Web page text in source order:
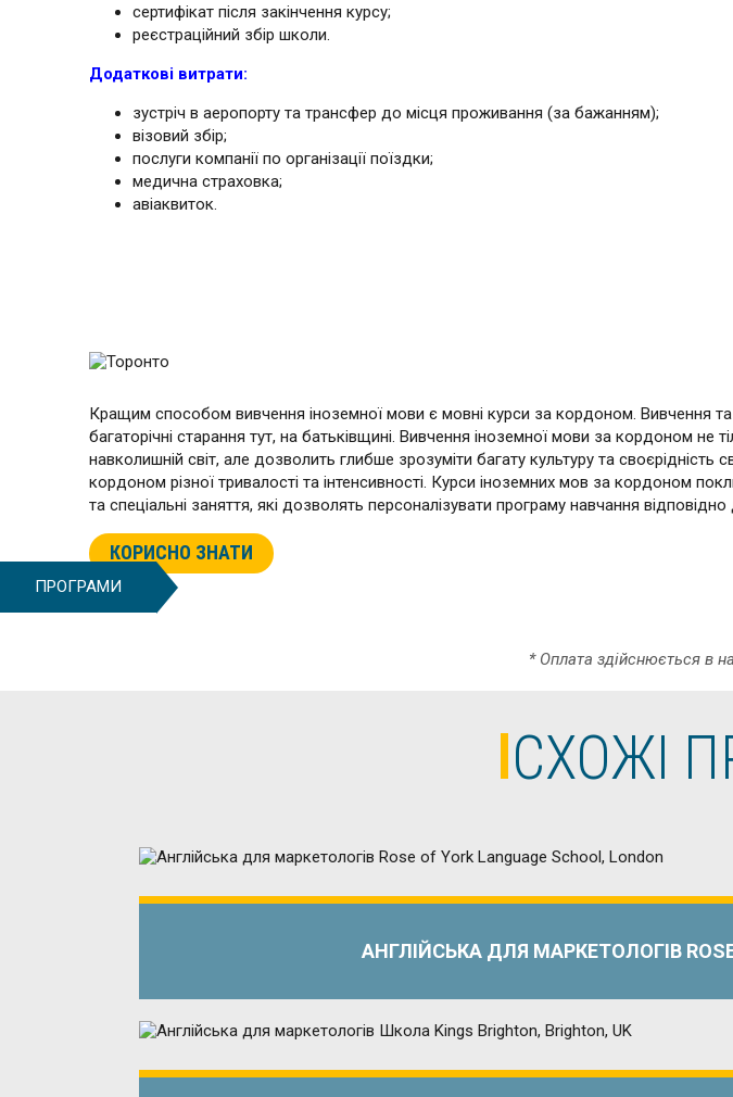
сертифікат після закінчення курсу;
реєстраційний збір школи.
Додаткові витрати:
зустріч в аеропорту та трансфер до місця проживання (за бажанням);
візовий збір;
послуги компанії по організації поїздки;
медична страховка;
авіаквиток.
Кращим способом вивчення іноземної мови є мовні курси за кордоном. Вивчення
багаторічні старання тут, на батьківщині. Вивчення іноземної мови за кордоном
навколишній світ, але дозволить глибше зрозуміти багату культуру та
кордоном різної тривалості та інтенсивності. Курси іноземних мов за кордоном
та спеціальні заняття, які дозволять персоналізувати програму навчання
КОРИСНО ЗНАТИ
* Оплата здійснюється в
СХОЖІ
АНГЛІЙСЬКА ДЛЯ МАРКЕТОЛОГІВ ROSE
ПРОГРАМИ